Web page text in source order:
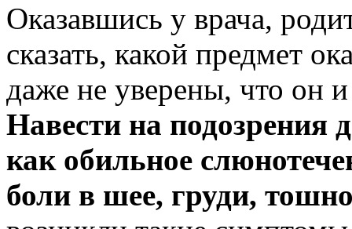
Оказавшись у врача,
сказать, какой предмет
даже не уверены, что он
Навести на подозрения
как обильное
боли в шее, груди,